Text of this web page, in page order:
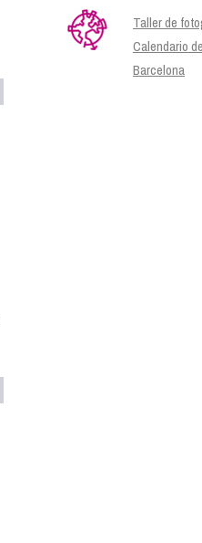
Taller de
Calendario
Barcelona